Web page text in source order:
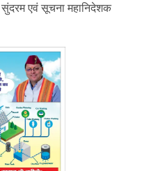
सुंदरम एवं सूचना महानिदेशक